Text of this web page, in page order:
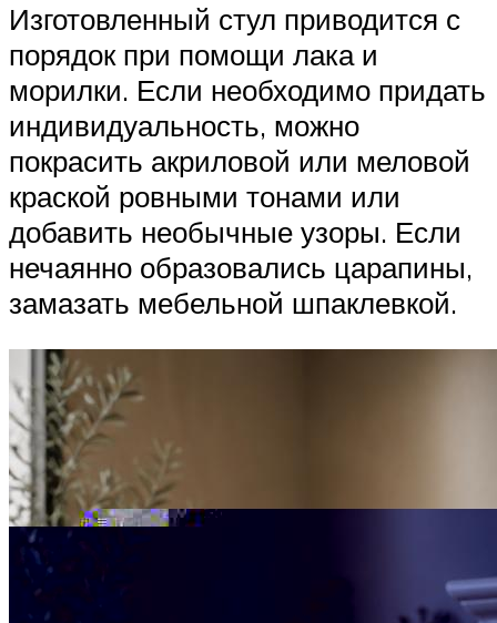
Изготовленный стул приводится с
порядок при помощи лака и
морилки. Если необходимо придать
индивидуальность, можно
покрасить акриловой или меловой
краской ровными тонами или
добавить необычные узоры. Если
нечаянно образовались царапины,
замазать мебельной шпаклевкой.